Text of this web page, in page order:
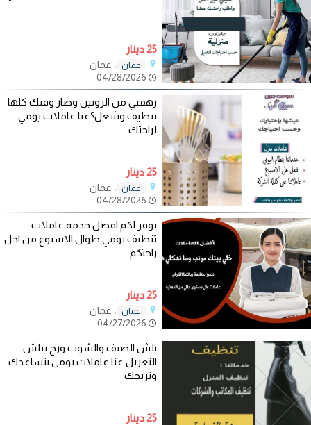
25 دينار
عمان ، عمان
زهقتي من الروتين وصار وقتك كلها
تنظيف وشغل؟عنا عاملات يومي
لراحتك
25 دينار
عمان ، عمان
نوفر لكم افضل خدمة عاملات
تنظيف يومي طوال الاسبوع من اجل
راحتكم
25 دينار
عمان ، عمان
بلش الصيف والشوب ورح يبلش
التعزيل عنا عاملات يومي بتساعدك
وتريحك
25 دينار